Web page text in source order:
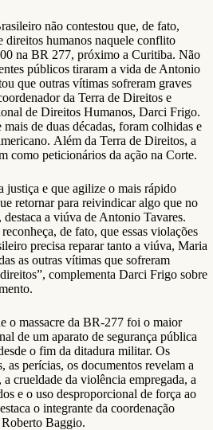
não contestou que, de fato,
direitos humanos naquele conflito
na BR 277, próximo a Curitiba. Não
públicos tiraram a vida de Antonio
que outras vítimas sofreram graves
da Terra de Direitos e
de Direitos Humanos, Darci Frigo.
de duas décadas, foram colhidas e
Além da Terra de Direitos, a
como peticionários da ação na Corte.
justiça e que agilize o mais rápido
retornar para reivindicar algo que no
a viúva de Antonio Tavares.
de fato, que essas violações
precisa reparar tanto a viúva, Maria
as outras vítimas que sofreram
complementa Darci Frigo sobre
o massacre da BR-277 foi o maior
de um aparato de segurança pública
o fim da ditadura militar. Os
as perícias, os documentos revelam a
crueldade da violência empregada, a
e o uso desproporcional de força ao
o integrante da coordenação
Baggio.